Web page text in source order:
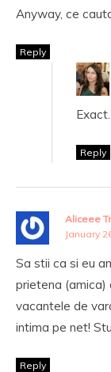
Anyway, ce
Reply
Exact.
Reply
Aliceee
January
Sa stii ca si eu
prietena (amica)
vacantele de
intima pe net!
Reply